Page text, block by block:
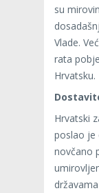
su
Vlade.
rata
Hrvatsku.
Hrvatski
poslao je
novčano